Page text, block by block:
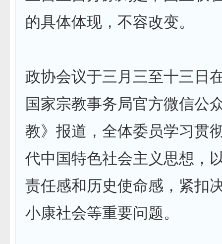
的具体体现，不容改变。
政协会议于三月三至十三日
国家宗教事务局官方微信公
教》报道，全体委员学习贯
代中国特色社会主义思想，
责任感和历史使命感，紧扣
小康社会等重要问题。